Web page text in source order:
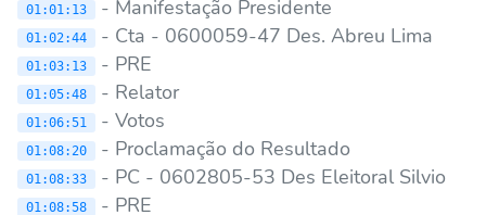
01:01:13 - Manifestação Presidente
01:02:44 - Cta - 0600059-47 Des. Abreu Lima
01:03:13 - PRE
01:05:48 - Relator
01:06:51 - Votos
01:08:20 - Proclamação do Resultado
01:08:33 - PC - 0602805-53 Des Eleitoral Silvio
01:08:58 - PRE